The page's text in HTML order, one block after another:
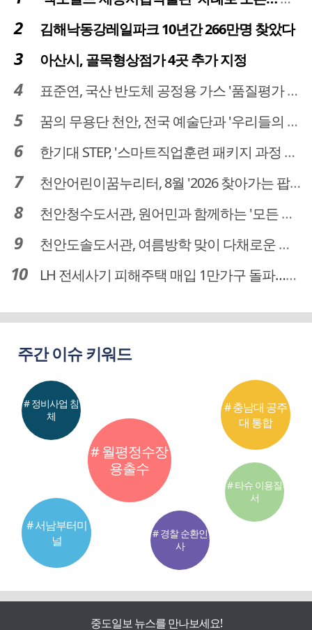
김해낙동강레일파크 10년간 266만명 찾았다
아산시, 골목형상점가 4곳 추가 지정
표준연, 국산 반도체 공정용 가스 '품질평가 체계' 구축
꿈의 무용단 천안, 전국 예술단과 '우리들의 하모니' 선보여
한기대 STEP, '스마트직업훈련 패키지 과정 3기' 모집
천안어린이꿈누리터, 8월 '2026 찾아가는 팝업놀이터' 운영
천안청수도서관, 원어민과 함께하는 '모든 영어 모든 독서' 운영
천안도솔도서관, 여름방학 맞이 다채로운 독서문화 프로그램 운영
LH 전세사기 피해주택 매입 1만가구 돌파…피해 인정도 4만건 넘어
주간 이슈 키워드
# 월평정수장
용출수
# 서남부터미
널
# 충남대 공주
대 통합
# 정비사업 침
체
# 경찰 순환인
사
# 타슈 이용질
서
중도일보 뉴스를 만나보세요!